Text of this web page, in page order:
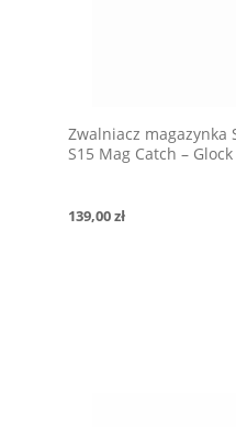
Zwalniacz magazynka
S15 Mag Catch –
139,00 zł